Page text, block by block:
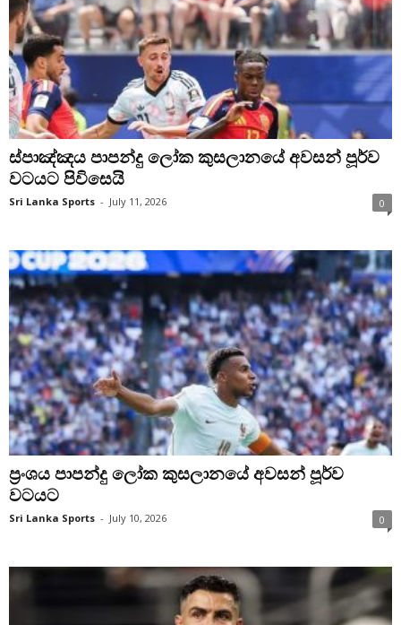
ස්පාඤ්ඤය පාපන්දු ලෝක කුසලානයේ අවසන් පූර්ව
වටයට පිවිසෙයි
Sri Lanka Sports - July 11, 2026 0
ප්‍රංශය පාපන්දු ලෝක කුසලානයේ අවසන් පූර්ව
වටයට
Sri Lanka Sports - July 10, 2026 0